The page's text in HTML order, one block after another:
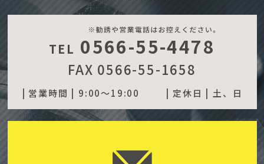
TEL 0566-55-4478
FAX 0566-55-1658
| 営業時間 | 9:00～19:00 | 定休日 | 土、日